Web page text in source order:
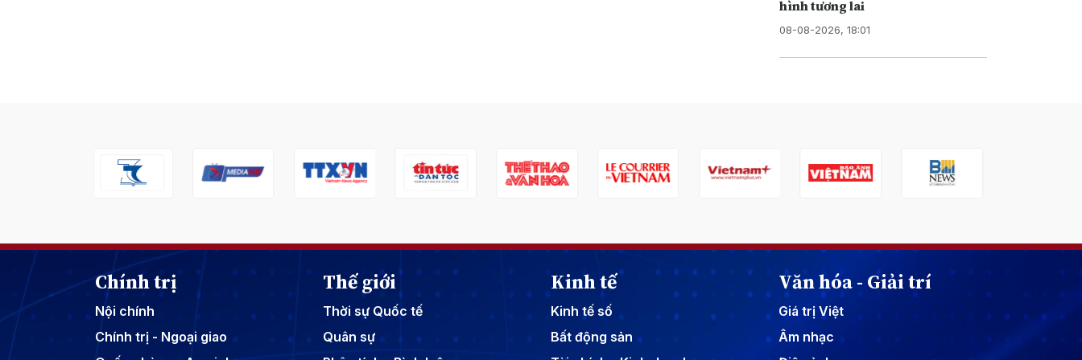
hình tương lai
08-08-2026, 18:01
Chính trị
Nội chính
Chính trị - Ngoại giao
Thế giới
Thời sự Quốc tế
Quân sự
Kinh tế
Kinh tế số
Bất động sản
Văn hóa - Giải trí
Giá trị Việt
Âm nhạc